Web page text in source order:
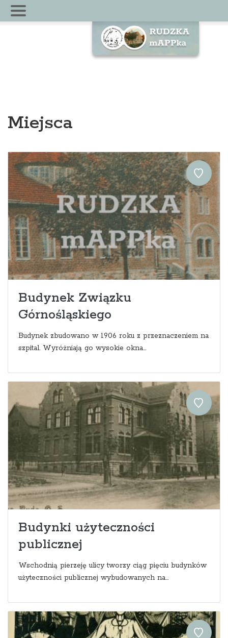
Miejsca
Budynek Związku
Górnośląskiego
Budynek zbudowano w 1906 roku z przeznaczeniem na
szpital. Wyróżniają go wysokie okna...
Budynki użyteczności
publicznej
Wschodnią pierzeję ulicy tworzy ciąg pięciu budynków
użyteczności publicznej wybudowanych na...